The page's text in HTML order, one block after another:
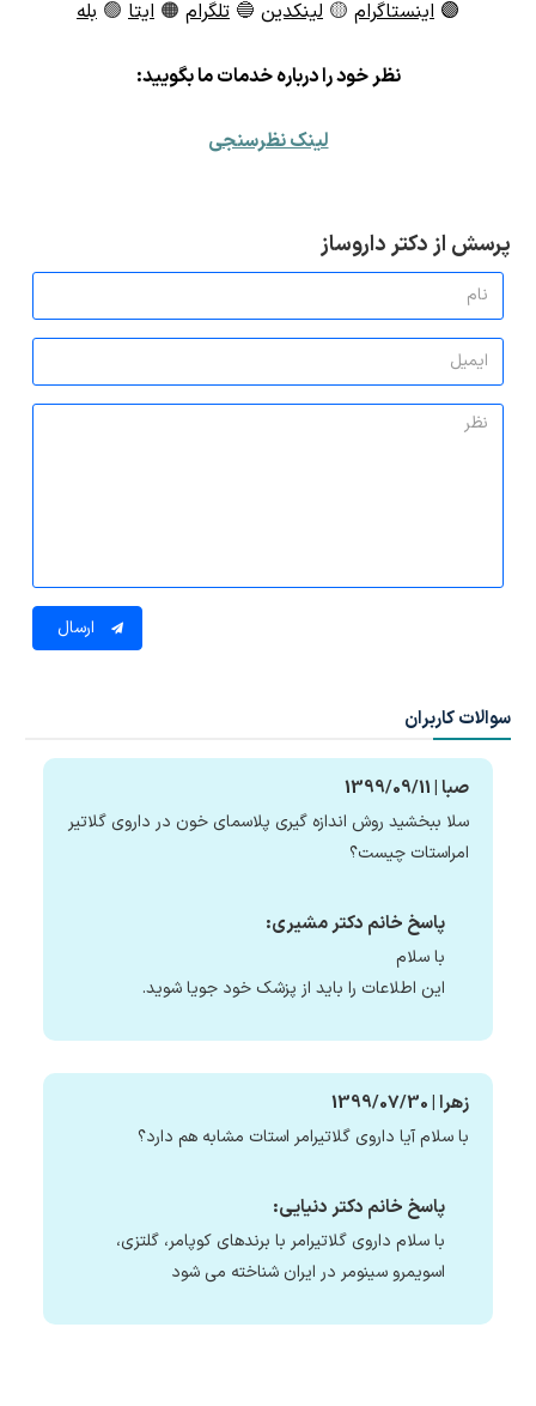
🟣 اینستاگرام 🟡 لینکدین 🔵 تلگرام 🟠 ایتا 🟢 بله
نظر خود را درباره خدمات ما بگویید:
لینک نظرسنجی
پرسش از دکتر داروساز
ارسال
سوالات کاربران
صبا | 1399/09/11
سلا ببخشید روش اندازه گیری پلاسمای خون در داروی گلاتیر
امراستات چیست؟
پاسخ خانم دکتر مشیری:
با سلام
این اطلاعات را باید از پزشک خود جویا شوید.
زهرا | 1399/07/30
با سلام آیا داروی گلاتیرامر استات مشابه هم دارد؟
پاسخ خانم دکتر دنیایی:
با سلام داروی گلاتیرامر با برندهای کوپامر، گلتزی،
اسویمرو سینومر در ایران شناخته می شود